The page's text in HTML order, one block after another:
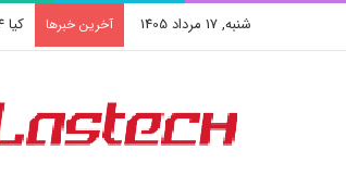
شنبه, 17 مرداد 1405 آخرین خبرها کیا EV4 معرفی شد؛ خودرو الکتریکی عجیب و جذاب کره‌ای‌ها